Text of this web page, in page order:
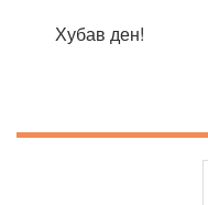
Хубав ден!